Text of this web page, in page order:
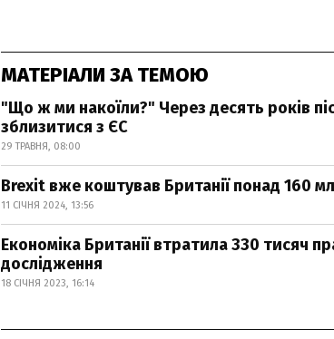
МАТЕРІАЛИ ЗА ТЕМОЮ
"Що ж ми накоїли?" Через десять років
зблизитися з ЄС
29 ТРАВНЯ, 08:00
Brexit вже коштував Британії понад 160
11 СІЧНЯ 2024, 13:56
Економіка Британії втратила 330 тисяч
дослідження
18 СІЧНЯ 2023, 16:14